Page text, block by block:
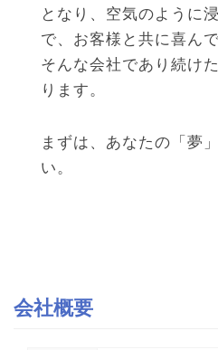
となり、空気のように
で、お客様と共に喜んで
そんな会社であり続け
ります。
まずは、あなたの「夢
い。
会社概要